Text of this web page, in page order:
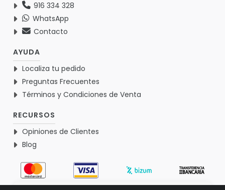
916 334 328
WhatsApp
Contacto
AYUDA
Localiza tu pedido
Preguntas Frecuentes
Términos y Condiciones de Venta
RECURSOS
Opiniones de Clientes
Blog